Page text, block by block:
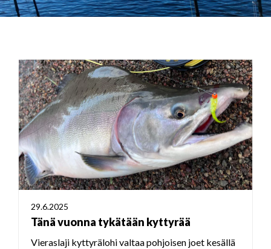
29.6.2025
Tänä vuonna tykätään kyttyrää
Vieraslaji kyttyrälohi valtaa pohjoisen joet kesällä